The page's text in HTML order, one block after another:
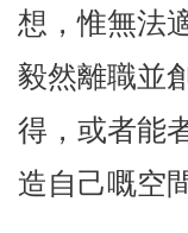
想，惟無法
毅然離職並
得，或者能
造自己嘅空